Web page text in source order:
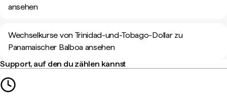
ansehen
Wechselkurse von Trinidad-und-Tobago-Dollar zu
Panamaischer Balboa ansehen
Support, auf den du zählen kannst